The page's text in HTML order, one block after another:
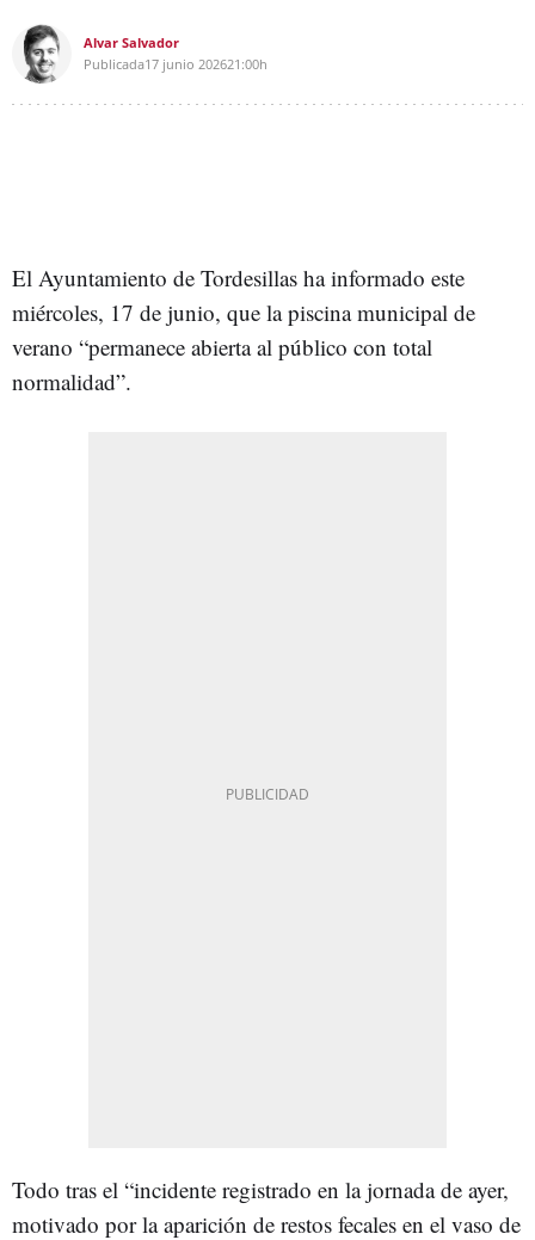
Alvar Salvador
Publicada17 junio 202621:00h
El Ayuntamiento de Tordesillas ha informado este
miércoles, 17 de junio, que la piscina municipal de
verano “permanece abierta al público con total
normalidad”.
Todo tras el “incidente registrado en la jornada de ayer,
motivado por la aparición de restos fecales en el vaso de